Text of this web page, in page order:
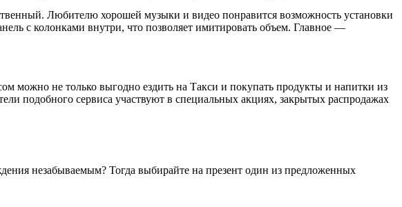
Любителю хорошей музыки и видео понравится возможность установки
с колонками внутри, что позволяет имитировать объем. Главное —
можно не только выгодно ездить на Такси и покупать продукты и напитки из
подобного сервиса участвуют в специальных акциях, закрытых распродажах
незабываемым? Тогда выбирайте на презент один из предложенных